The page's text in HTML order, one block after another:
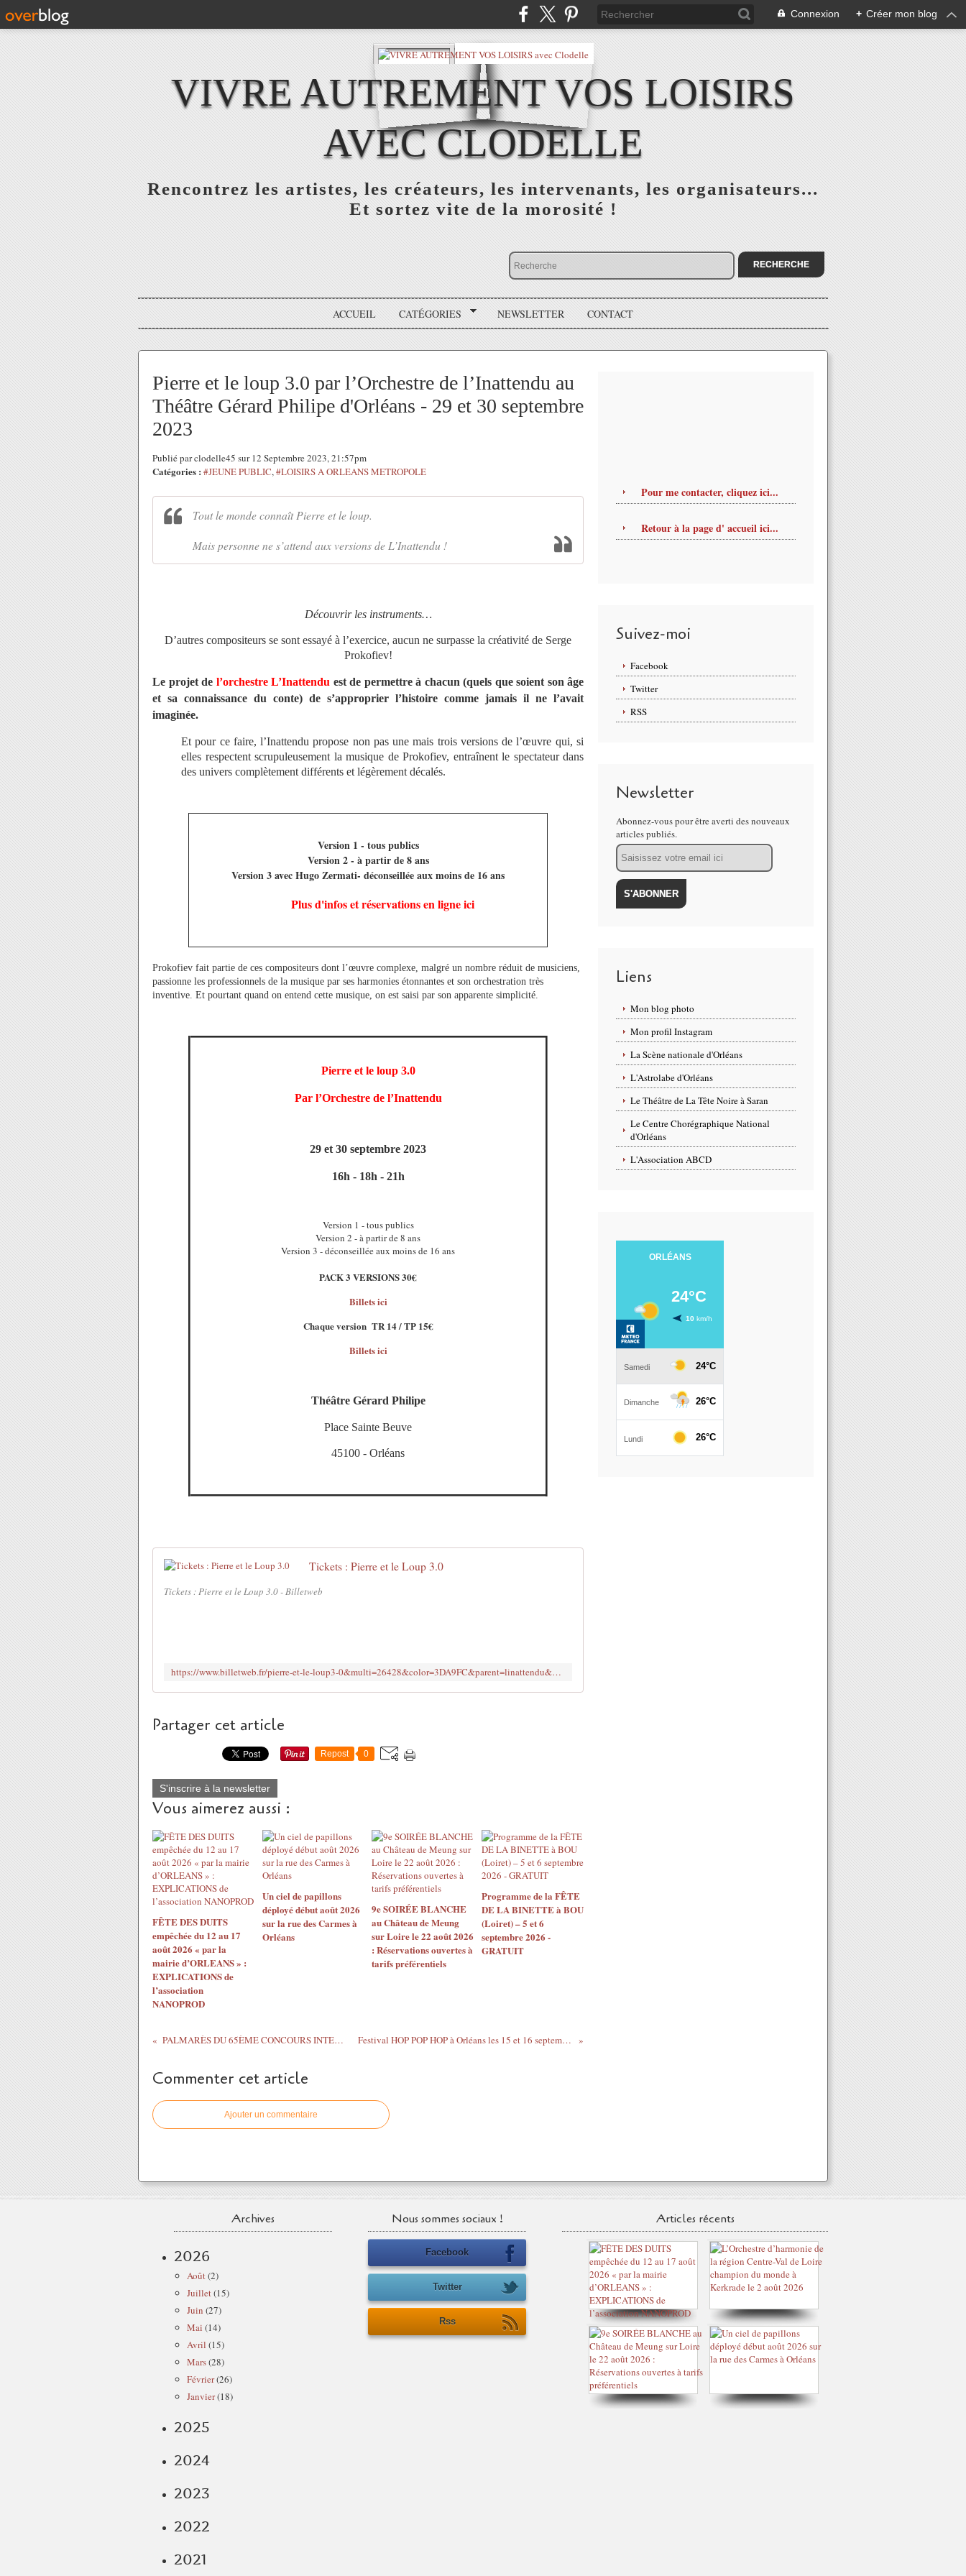
Connexion + Créer mon blog
VIVRE AUTREMENT VOS LOISIRS
AVEC CLODELLE
Rencontrez les artistes, les créateurs, les intervenants, les organisateurs...
Et sortez vite de la morosité !
ACCUEIL CATÉGORIES NEWSLETTER CONTACT
Pierre et le loup 3.0 par l’Orchestre de l’Inattendu au
Théâtre Gérard Philipe d'Orléans - 29 et 30 septembre
2023
Publié par clodelle45 sur 12 Septembre 2023, 21:57pm
Catégories : #JEUNE PUBLIC,#LOISIRS A ORLEANS METROPOLE
Tout le monde connaît Pierre et le loup.
Mais personne ne s’attend aux versions de L’Inattendu !
Découvrir les instruments…
D’autres compositeurs se sont essayé à l’exercice, aucun ne surpasse la créativité de Serge
Prokofiev!
Le projet de l’orchestre L’Inattendu est de permettre à chacun (quels que soient son âge
et sa connaissance du conte) de s’approprier l’histoire comme jamais il ne l’avait
imaginée.
Et pour ce faire, l’Inattendu propose non pas une mais trois versions de l’œuvre qui, si
elles respectent scrupuleusement la musique de Prokofiev, entraînent le spectateur dans
des univers complètement différents et légèrement décalés.
Version 1 - tous publics
Version 2 - à partir de 8 ans
Version 3 avec Hugo Zermati- déconseillée aux moins de 16 ans
Plus d'infos et réservations en ligne ici
Prokofiev fait partie de ces compositeurs dont l’œuvre complexe, malgré un nombre réduit de musiciens,
passionne les professionnels de la musique par ses harmonies étonnantes et son orchestration très
inventive. Et pourtant quand on entend cette musique, on est saisi par son apparente simplicité.
Pierre et le loup 3.0
Par l’Orchestre de l’Inattendu
29 et 30 septembre 2023
16h - 18h - 21h
Version 1 - tous publics
Version 2 - à partir de 8 ans
Version 3 - déconseillée aux moins de 16 ans
PACK 3 VERSIONS 30€
Billets ici
Chaque version TR 14 / TP 15€
Billets ici
Théâtre Gérard Philipe
Place Sainte Beuve
45100 - Orléans
Tickets : Pierre et le Loup 3.0
Tickets : Pierre et le Loup 3.0 - Billetweb
https://www.billetweb.fr/pierre-et-le-loup3-0&multi=26428&color=3DA9FC&parent=linattendu&color=3DA9FC
Partager cet article
Repost 0
S'inscrire à la newsletter
Vous aimerez aussi :
FÊTE DES DUITS
empêchée du 12 au 17
août 2026 « par la
mairie d’ORLEANS » :
EXPLICATIONS de
l’association
NANOPROD
Un ciel de papillons
déployé début août 2026
sur la rue des Carmes à
Orléans
9e SOIRÉE BLANCHE
au Château de Meung
sur Loire le 22 août 2026
: Réservations ouvertes à
tarifs préférentiels
Programme de la FÊTE
DE LA BINETTE à BOU
(Loiret) – 5 et 6
septembre 2026 -
GRATUIT
PALMARÈS DU 65ÈME CONCOURS INTERNATIONAL DE ROSES D’ORLÉANS Festival HOP POP HOP à Orléans les 15 et 16 septembre 2023 / J- 2, Infos pratiques et bons plans
Commenter cet article
Ajouter un commentaire
Pour me contacter, cliquez ici...
Retour à la page d' accueil ici...
Suivez-moi
Facebook
Twitter
RSS
Newsletter
Abonnez-vous pour être averti des nouveaux
articles publiés.
Email
Liens
Mon blog photo
Mon profil Instagram
La Scène nationale d'Orléans
L'Astrolabe d'Orléans
Le Théâtre de La Tête Noire à Saran
Le Centre Chorégraphique National
d'Orléans
L'Association ABCD
Archives
2026
Août(2)
Juillet(15)
Juin (27)
Mai (14)
Avril (15)
Mars(28)
Février(26)
Janvier(18)
2025
2024
2023
2022
2021
Nous sommes sociaux !
Facebook
Twitter
Rss
Articles récents